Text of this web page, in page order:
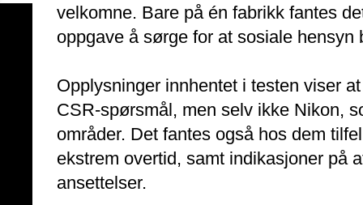
velkomne. Bare på én fabrikk fantes
oppgave å sørge for at sosiale hensyn
Opplysninger innhentet i testen viser
CSR-spørsmål, men selv ikke Nikon,
områder. Det fantes også hos dem
ekstrem overtid, samt indikasjoner på
ansettelser.